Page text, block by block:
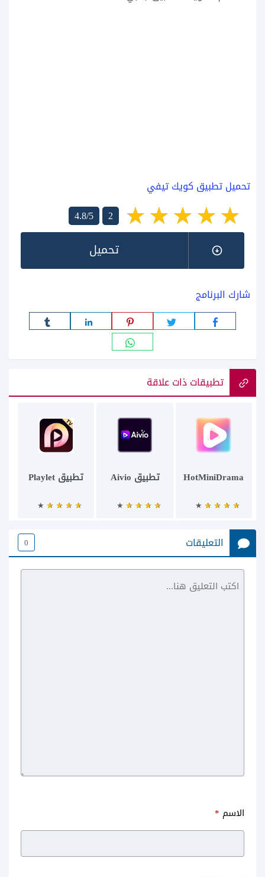
تحميل تطبيق كويك تيفي
4.8/5
2
تحميل
شارك البرنامج
تطبيقات ذات علاقة
HotMiniDrama تطبيق Aivio تطبيق Playlet
تطبيق Live TV
التعليقات 0
الاسم *